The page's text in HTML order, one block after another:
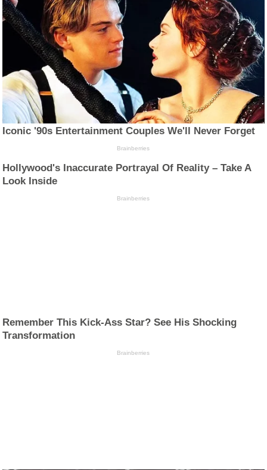
Iconic '90s Entertainment Couples We'll Never Forget
Brainberries
Hollywood's Inaccurate Portrayal Of Reality – Take A
Look Inside
Brainberries
Remember This Kick-Ass Star? See His Shocking
Transformation
Brainberries